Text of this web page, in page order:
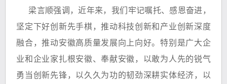
梁言顺强调，近年来，我们牢记嘱托、感恩奋进，
坚定下好创新先手棋，推动科技创新和产业创新深度
融合，推动安徽高质量发展向上向好。特别是广大企
业和企业家扎根安徽、奉献安徽，以敢为人先的锐气
勇当创新先锋，以久久为功的韧劲深耕实体经济，以